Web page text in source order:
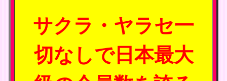
サクラ・ヤラセ一
切なしで日本最大